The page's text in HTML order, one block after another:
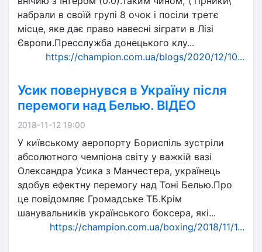
набрали в своїй групі 8 очок і посіли третє
місце, яке дає право навесні зіграти в Лізі
Європи.Пресслужба донецького клу...
https://champion.com.ua/blogs/2020/12/10...
Усик повернувся в Україну після
перемоги над Белью. ВІДЕО
2018-11-12 19:00
У київському аеропорту Бориспіль зустріли
абсолютного чемпіона світу у важкій вазі
Олександра Усика з Манчестера, українець
здобув ефектну перемогу над Тоні Белью.Про
це повідомляє Громадське ТБ.Крім
шанувальників українського боксера, які...
https://champion.com.ua/boxing/2018/11/1...